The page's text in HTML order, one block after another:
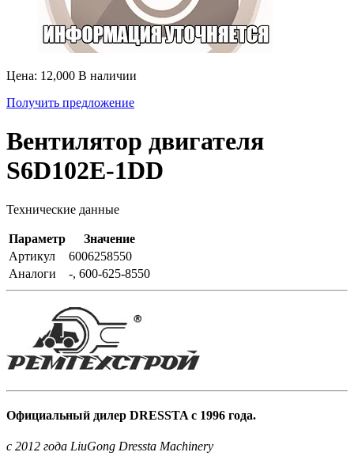
Цена: 12,000 В наличии
Получить предложение
Вентилятор двигателя
S6D102E-1DD
Технические данные
Параметр
Значение
Артикул
6006258550
Аналоги
-, 600-625-8550
Официальный дилер DRESSTA с 1996 года.
c 2012 года LiuGong Dressta Machinery